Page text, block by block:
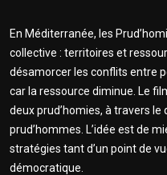
En Méditerranée, les
collective : territoires et
désamorcer les conflits entre
car la ressource diminue. Le
deux prud’homies, à travers
prud’hommes. L’idée est de
stratégies tant d’un point de
démocratique.